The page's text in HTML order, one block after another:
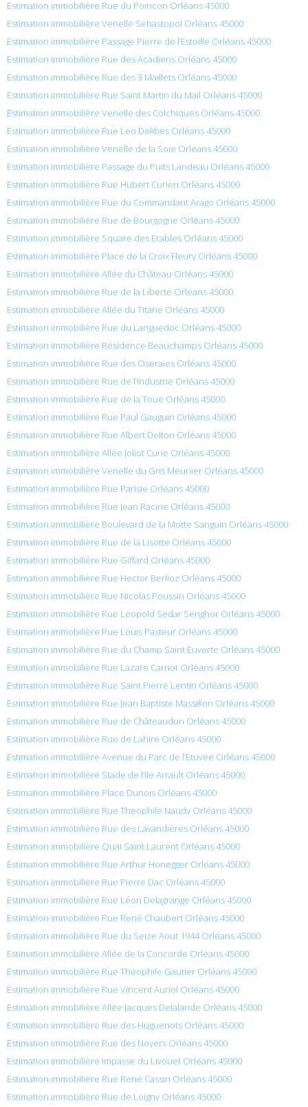
Estimation immobilière Rue du Poincon Orléans 45000
Estimation immobilière Venelle Sebastopol Orléans 45000
Estimation immobilière Passage Pierre de l’Estoille Orléans 45000
Estimation immobilière Rue des Acadiens Orléans 45000
Estimation immobilière Rue des 3 Maillets Orléans 45000
Estimation immobilière Rue Saint Martin du Mail Orléans 45000
Estimation immobilière Venelle des Colchiques Orléans 45000
Estimation immobilière Rue Leo Delibes Orléans 45000
Estimation immobilière Venelle de la Soie Orléans 45000
Estimation immobilière Passage du Puits Landeau Orléans 45000
Estimation immobilière Rue Hubert Curien Orléans 45000
Estimation immobilière Rue du Commandant Arago Orléans 45000
Estimation immobilière Rue de Bourgogne Orléans 45000
Estimation immobilière Square des Érables Orléans 45000
Estimation immobilière Place de la Croix Fleury Orléans 45000
Estimation immobilière Allée du Château Orléans 45000
Estimation immobilière Rue de la Liberté Orléans 45000
Estimation immobilière Allée du Titane Orléans 45000
Estimation immobilière Rue du Languedoc Orléans 45000
Estimation immobilière Résidence Beauchamps Orléans 45000
Estimation immobilière Rue des Oseraies Orléans 45000
Estimation immobilière Rue de l’Industrie Orléans 45000
Estimation immobilière Rue de la Toue Orléans 45000
Estimation immobilière Rue Paul Gauguin Orléans 45000
Estimation immobilière Rue Albert Delton Orléans 45000
Estimation immobilière Allée Joliot Curie Orléans 45000
Estimation immobilière Venelle du Gris Meunier Orléans 45000
Estimation immobilière Rue Parisie Orléans 45000
Estimation immobilière Rue Jean Racine Orléans 45000
Estimation immobilière Boulevard de la Motte Sanguin Orléans 45000
Estimation immobilière Rue de la Lisotte Orléans 45000
Estimation immobilière Rue Giffard Orléans 45000
Estimation immobilière Rue Hector Berlioz Orléans 45000
Estimation immobilière Rue Nicolas Poussin Orléans 45000
Estimation immobilière Rue Leopold Sedar Senghor Orléans 45000
Estimation immobilière Rue Louis Pasteur Orléans 45000
Estimation immobilière Rue du Champ Saint Euverte Orléans 45000
Estimation immobilière Rue Lazare Carnot Orléans 45000
Estimation immobilière Rue Saint Pierre Lentin Orléans 45000
Estimation immobilière Rue Jean Baptiste Massillon Orléans 45000
Estimation immobilière Rue de Châteaudun Orléans 45000
Estimation immobilière Rue de Lahire Orléans 45000
Estimation immobilière Avenue du Parc de l’Etuvee Orléans 45000
Estimation immobilière Stade de l’Ile Arrault Orléans 45000
Estimation immobilière Place Dunois Orléans 45000
Estimation immobilière Rue Theophile Naudy Orléans 45000
Estimation immobilière Rue des Lavandières Orléans 45000
Estimation immobilière Quai Saint Laurent Orléans 45000
Estimation immobilière Rue Arthur Honegger Orléans 45000
Estimation immobilière Rue Pierre Dac Orléans 45000
Estimation immobilière Rue Léon Delagrange Orléans 45000
Estimation immobilière Rue René Chaubert Orléans 45000
Estimation immobilière Rue du Seize Aout 1944 Orléans 45000
Estimation immobilière Allée de la Concorde Orléans 45000
Estimation immobilière Rue Theophile Gautier Orléans 45000
Estimation immobilière Rue Vincent Auriol Orléans 45000
Estimation immobilière Allée Jacques Delalande Orléans 45000
Estimation immobilière Rue des Huguenots Orléans 45000
Estimation immobilière Rue des Noyers Orléans 45000
Estimation immobilière Impasse du Livouet Orléans 45000
Estimation immobilière Rue René Cassin Orléans 45000
Estimation immobilière Rue de Loigny Orléans 45000